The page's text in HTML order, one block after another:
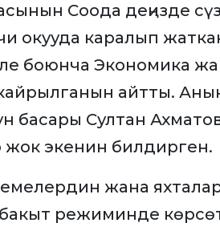
Соода деңизде
окууда каралып
боюнча Экономика
айтты.
Султан
жок экенин билдирген.
жана
режиминде